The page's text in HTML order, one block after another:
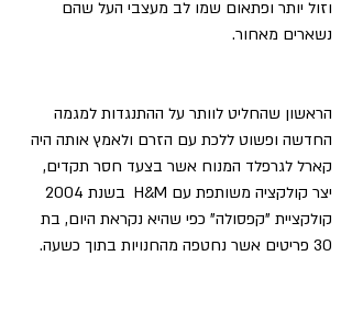
וזול יותר ופתאום שמו לב מעצבי העל שהם
נשארים מאחור.
הראשון שהחליט לוותר על ההתנגדות למגמה
החדשה ופשוט ללכת עם הזרם ולאמץ אותה היה
קארל לגרפלד המנוח אשר בצעד חסר תקדים,
קולקציית "קפסולה" כפי שהיא נקראת היום, בת
30 פריטים אשר נחטפה מהחנויות בתוך כשעה.